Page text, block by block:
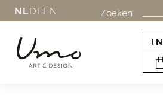
NLDEEN Zoeken